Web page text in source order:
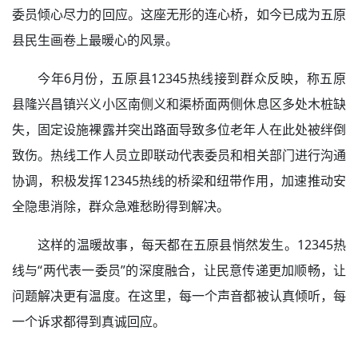
委员倾心尽力的回应。这座无形的连心桥，如今已成为五原
县民生画卷上最暖心的风景。
今年6月份，五原县12345热线接到群众反映，称五原
县隆兴昌镇兴义小区南侧义和渠桥面两侧休息区多处木桩缺
失，固定设施裸露并突出路面导致多位老年人在此处被绊倒
致伤。热线工作人员立即联动代表委员和相关部门进行沟通
协调，积极发挥12345热线的桥梁和纽带作用，加速推动安
全隐患消除，群众急难愁盼得到解决。
这样的温暖故事，每天都在五原县悄然发生。12345热
线与“两代表一委员”的深度融合，让民意传递更加顺畅，让
问题解决更有温度。在这里，每一个声音都被认真倾听，每
一个诉求都得到真诚回应。